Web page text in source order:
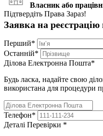
Власник або
Підтвердіть Права Зараз!
Заявка на
Перший*
Останній*
Ділова Електронна Пошта*
Будь ласка, надайте свою
використана для процедури
Телефон*
Деталі Перевірки *